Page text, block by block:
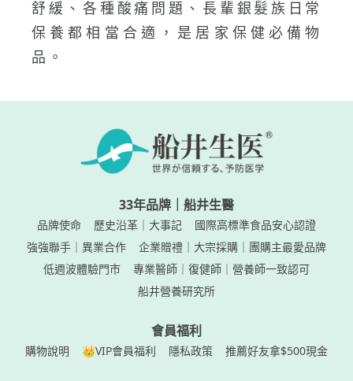
舒緩、各種酸痛問題、長輩銀髮族日常
保養都相當合適，是居家保健必備物
品。
33年品牌｜船井生醫
品牌使命 歷史沿革｜大事記
國際高標準食品安心認證
強強聯手｜異業合作
企業贈禮｜大宗採購｜團購主最愛品牌
低週波體驗門市
專業醫師｜復健師｜營養師一致認可
船井營養研究所
會員福利
購物說明 👑VIP會員福利 隱私政策 推薦好友拿$500現金